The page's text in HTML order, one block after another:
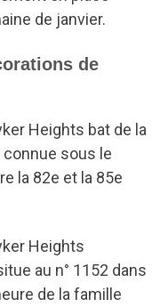
de janvier.
de
Heights bat de la
connue sous le
la 82e et la 85e
Heights
au n° 1152 dans
de la famille